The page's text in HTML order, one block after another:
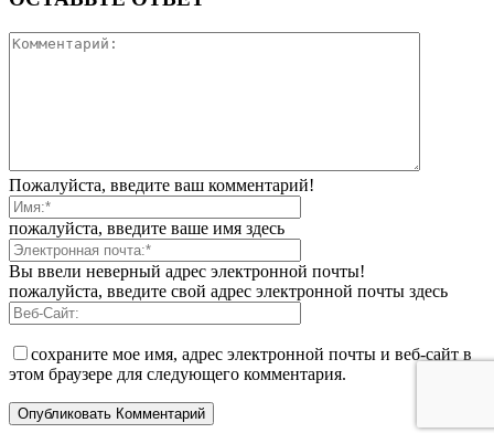
Пожалуйста, введите ваш комментарий!
пожалуйста, введите ваше имя здесь
Вы ввели неверный адрес электронной почты!
пожалуйста, введите свой адрес электронной почты здесь
сохраните мое имя, адрес электронной почты и веб-сайт в
этом браузере для следующего комментария.